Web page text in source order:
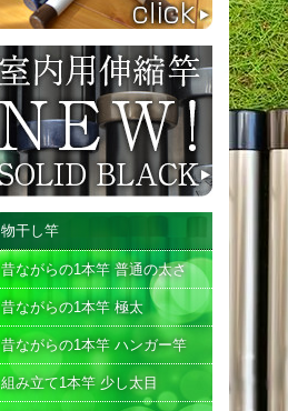
物干し竿
昔ながらの1本竿 普通の太さ
昔ながらの1本竿 極太
昔ながらの1本竿 ハンガー竿
組み立て1本竿 少し太目